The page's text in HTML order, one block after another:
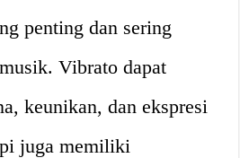
penting dan sering
Vibrato dapat
keunikan, dan ekspresi
juga memiliki